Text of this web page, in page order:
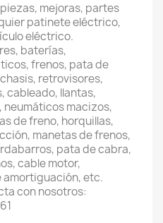
mejoras, partes
patinete eléctrico,
eléctrico.
baterías,
frenos, pata de
retrovisores,
cableado, llantas,
macizos,
de freno, horquillas,
manetas de frenos,
pata de cabra,
cable motor,
amortiguación, etc.
con nosotros: